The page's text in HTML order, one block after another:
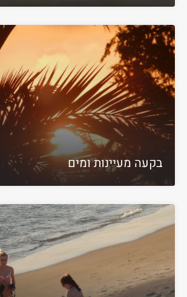
בקעה מעיינות ומים